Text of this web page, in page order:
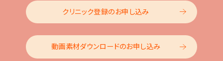
クリニック登録のお申し込み
動画素材ダウンロードのお申し込み